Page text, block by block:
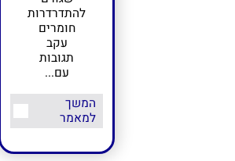
להתדרדרות
חומרים
עקב
תגובות
עם...
המשך
למאמר